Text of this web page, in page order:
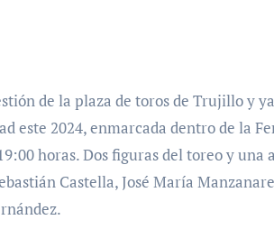
este 2024, enmarcada dentro de la
horas. Dos figuras del toreo y
Castella, José María